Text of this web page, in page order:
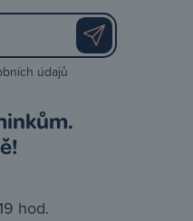
údajů
hod.